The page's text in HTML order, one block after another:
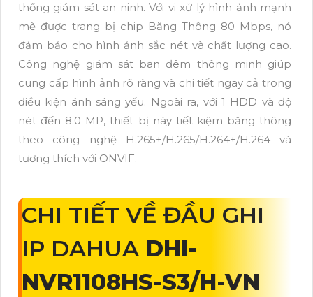
thống giám sát an ninh. Với vi xử lý hình ảnh mạnh
mẽ được trang bị chip Băng Thông 80 Mbps, nó
đảm bảo cho hình ảnh sắc nét và chất lượng cao.
Công nghệ giám sát ban đêm thông minh giúp
cung cấp hình ảnh rõ ràng và chi tiết ngay cả trong
điều kiện ánh sáng yếu. Ngoài ra, với 1 HDD và độ
nét đến 8.0 MP, thiết bị này tiết kiệm băng thông
theo công nghệ H.265+/H.265/H.264+/H.264 và
tương thích với ONVIF.
CHI TIẾT VỀ ĐẦU GHI
IP DAHUA DHI-
NVR1108HS-S3/H-VN